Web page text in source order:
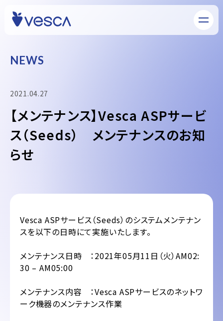
NEWS
2021.04.27
【メンテナンス】Vesca ASPサービ
ス（Seeds） メンテナンスのお知
らせ
Vesca ASPサービス（Seeds）のシステムメンテナン
スを以下の日時にて実施いたします。
メンテナンス日時 ：2021年05月11日（火）AM02:
30 – AM05:00
メンテナンス内容 ：Vesca ASPサービスのネットワ
ーク機器のメンテナンス作業